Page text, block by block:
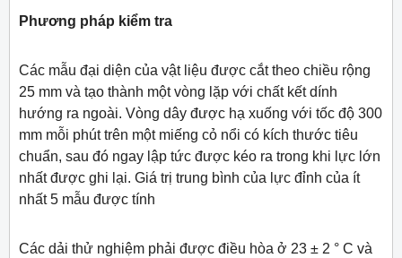
Phương pháp kiểm tra
Các mẫu đại diện của vật liệu được cắt theo chiều rộng
25 mm và tạo thành một vòng lặp với chất kết dính
hướng ra ngoài. Vòng dây được hạ xuống với tốc độ 300
mm mỗi phút trên một miếng cỏ nổi có kích thước tiêu
chuẩn, sau đó ngay lập tức được kéo ra trong khi lực lớn
nhất được ghi lại. Giá trị trung bình của lực đỉnh của ít
nhất 5 mẫu được tính
Các dải thử nghiệm phải được điều hòa ở 23 ± 2 ° C và